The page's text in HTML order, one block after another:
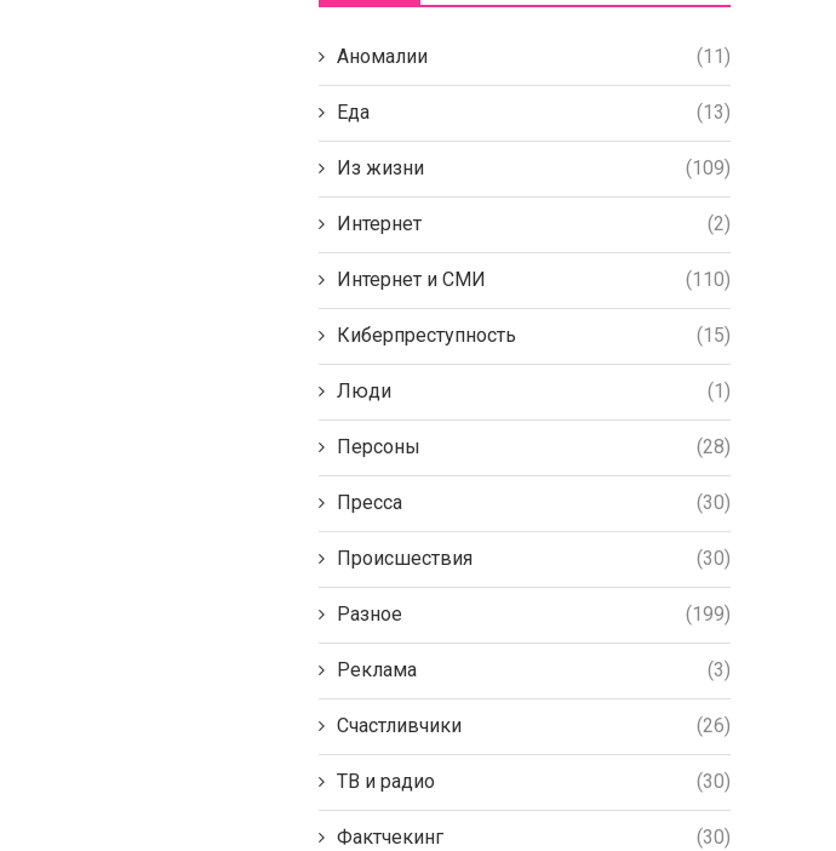
Аномалии (11)
Еда (13)
Из жизни (109)
Интернет (2)
Интернет и СМИ (110)
Киберпреступность (15)
Люди (1)
Персоны (28)
Пресса (30)
Происшествия (30)
Разное (199)
Реклама (3)
Счастливчики (26)
ТВ и радио (30)
Фактчекинг (30)